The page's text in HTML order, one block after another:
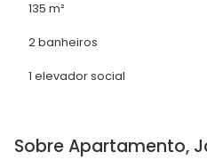
135 m²
2 banheiros
1 elevador social
Sobre Apartamento,